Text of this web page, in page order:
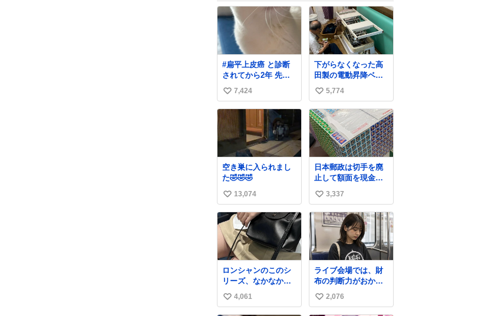
#扁平上皮癌 と診断
されてから2年 先生
から「寛解でいいで
しょう！」と言われ
ました。 がんばった
ね。
い
い
ね
数
7,424
下がらなくなった高
田製の電動昇降ベッ
ト。 メーカーから
は、完全に見放され
たんですが、 見事に
85歳の父が治しまし
た。 うちの父は、ト
ヨタカローラのボデ
ィをオート生産す
る、工業ロボットの
製作者なんですが、
父が電動ベットの配
線をハンダで修理し
ている横で、
い
い
ね
数
5,774
空き巣に入られまし
た🤣🤣🤣
い
い
ね
数
13,074
日本郵政は切手を廃
止して額面を現金で
払い戻せ2026 #日本
郵政
@JapanPostHD_PR
い
い
ね
数
3,337
ロンシャンのこのシ
リーズ、なかなか安
くならないのにセー
ル価格になってる🖤
✨レザーなのが反則
い
4,061
ライブ会場では、財
布の判断力がおかし
くなる。
い
2,076